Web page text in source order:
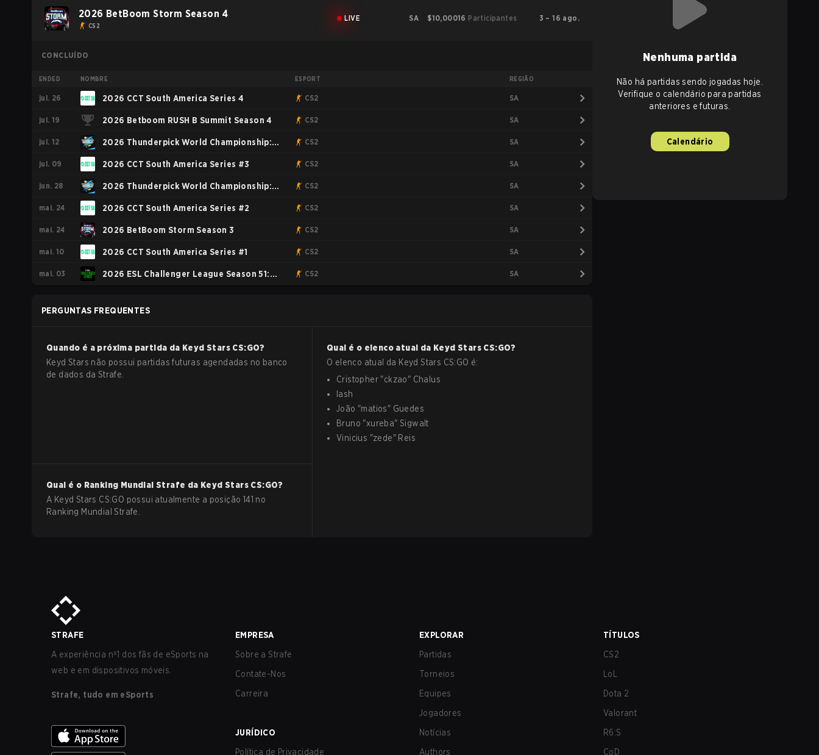
2026 BetBoom Storm Season 4
CS2
LIVE SA $10,00016 Participantes 3 – 16 ago.
CONCLUÍDO
ENDED NOMBRE ESPORT REGIÃO
jul. 26 2026 CCT South America Series 4 CS2 SA
jul. 19 2026 Betboom RUSH B Summit Season 4 CS2 SA
jul. 12 2026 Thunderpick World Championship:
South American Series #2
CS2 SA
jul. 09 2026 CCT South America Series #3 CS2 SA
jun. 28 2026 Thunderpick World Championship:
South American Series #1
CS2 SA
mai. 24 2026 CCT South America Series #2 CS2 SA
mai. 24 2026 BetBoom Storm Season 3 CS2 SA
mai. 10 2026 CCT South America Series #1 CS2 SA
mai. 03 2026 ESL Challenger League Season 51: CS2 SA
PERGUNTAS FREQUENTES
Quando é a próxima partida da Keyd Stars CS:GO?
Keyd Stars não possui partidas futuras agendadas no banco
de dados da Strafe.
Qual é o elenco atual da Keyd Stars CS:GO?
O elenco atual da Keyd Stars CS:GO é:
Cristopher "ckzao" Chalus
lash
João "matios" Guedes
Bruno "xureba"Sigwalt
Vinicius "zede" Reis
Qual é o Ranking Mundial Strafe da Keyd Stars CS:GO?
A Keyd Stars CS:GO possui atualmente a posição 141 no
Ranking Mundial Strafe.
Nenhuma partida
Não há partidas sendo jogadas hoje.
Verifique o calendário para partidas
anteriores e futuras.
Calendário
STRAFE
A experiência nº1 dos fãs de eSports na
web e em dispositivos móveis.
Strafe, tudo em eSports
EMPRESA
Sobre a Strafe
Contate-Nos
Carreira
JURÍDICO
Política de Privacidade
EXPLORAR
Partidas
Torneios
Equipes
Jogadores
Notícias
Authors
TÍTULOS
CS2
LoL
Dota 2
Valorant
R6:S
CoD